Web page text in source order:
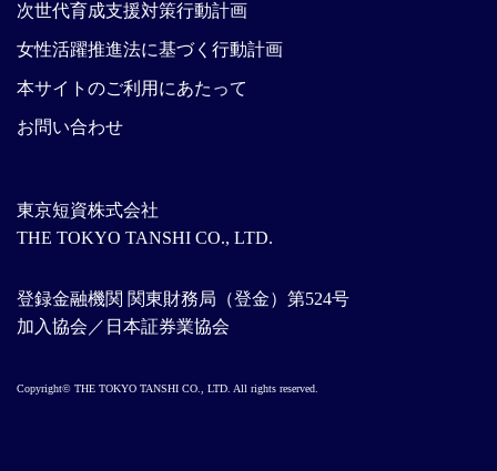
東京短資株式会社
THE TOKYO TANSHI CO., LTD.
登録金融機関 関東財務局（登金）第524号
加入協会／日本証券業協会
次世代育成支援対策行動計画
女性活躍推進法に基づく行動計画
本サイトのご利用にあたって
お問い合わせ
Copyright© THE TOKYO TANSHI CO., LTD. All rights reserved.